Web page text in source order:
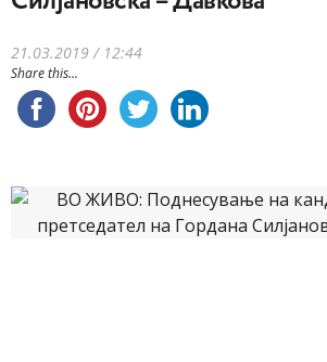
21.03.2019 / 12:44
Share this...